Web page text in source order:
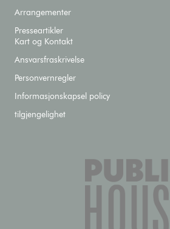
Arrangementer
Presseartikler
Kart og Kontakt
Ansvarsfraskrivelse
Personvernregler
Informasjonskapsel policy
tilgjengelighet